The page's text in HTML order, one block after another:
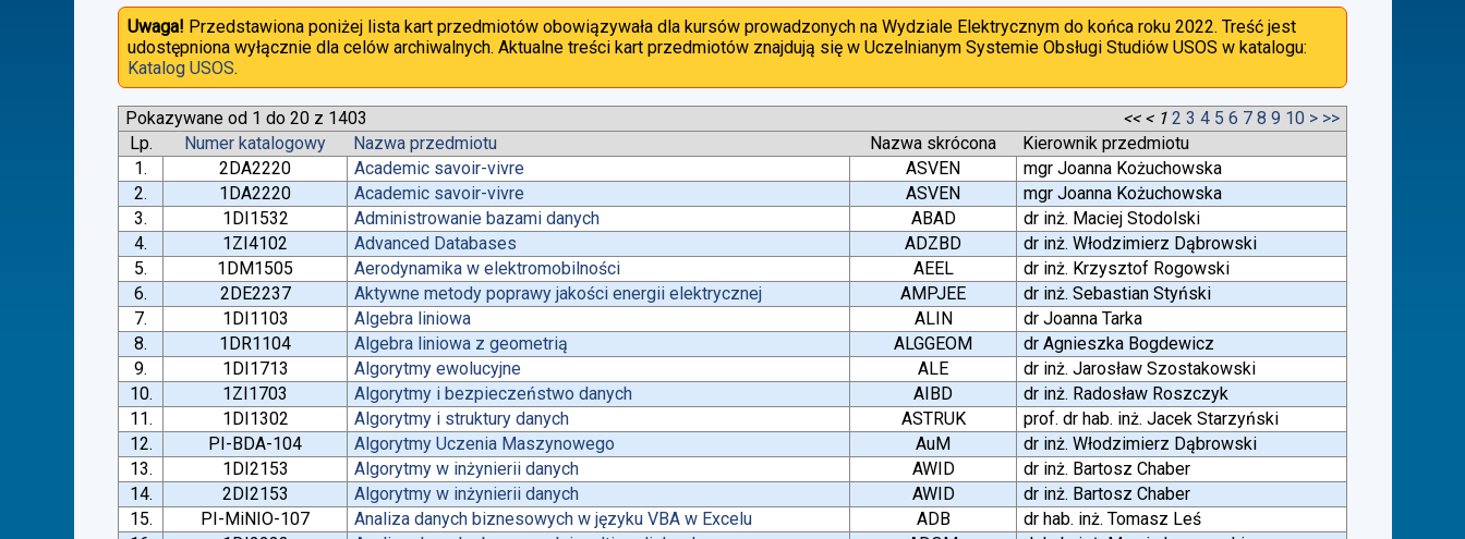
Uwaga! Przedstawiona poniżej lista kart przedmiotów obowiązywała dla kursów prowadzonych na Wydziale Elektrycznym do końca roku 2022. Treść jest
udostępniona wyłącznie dla celów archiwalnych. Aktualne treści kart przedmiotów znajdują się w Uczelnianym Systemie Obsługi Studiów USOS w katalogu:
Katalog USOS.
Pokazywane od 1 do 20 z 1403 << < 1 2 3 4 5 6 7 8 9 10 > >>
Lp.
Numer katalogowy Nazwa przedmiotu Nazwa skrócona
Kierownik przedmiotu
1.
2DA2220 Academic savoir-vivre ASVEN
mgr Joanna Kożuchowska
2.
1DA2220 Academic savoir-vivre ASVEN
mgr Joanna Kożuchowska
3.
1DI1532 Administrowanie bazami danych ABAD
dr inż. Maciej Stodolski
4.
1ZI4102 Advanced Databases ADZBD
dr inż. Włodzimierz Dąbrowski
5.
1DM1505 Aerodynamika w elektromobilności AEEL
dr inż. Krzysztof Rogowski
6.
2DE2237 Aktywne metody poprawy jakości energii elektrycznej AMPJEE
dr inż. Sebastian Styński
7.
1DI1103 Algebra liniowa ALIN
dr Joanna Tarka
8.
1DR1104 Algebra liniowa z geometrią ALGGEOM
dr Agnieszka Bogdewicz
9.
1DI1713 Algorytmy ewolucyjne ALE
dr inż. Jarosław Szostakowski
10.
1ZI1703 Algorytmy i bezpieczeństwo danych AIBD
dr inż. Radosław Roszczyk
11.
1DI1302 Algorytmy i struktury danych ASTRUK
prof. dr hab. inż. Jacek Starzyński
12.
PI-BDA-104 Algorytmy Uczenia Maszynowego AuM
dr inż. Włodzimierz Dąbrowski
13.
1DI2153 Algorytmy w inżynierii danych AWID
dr inż. Bartosz Chaber
14.
2DI2153 Algorytmy w inżynierii danych AWID
dr inż. Bartosz Chaber
15.
PI-MiNIO-107 Analiza danych biznesowych w języku VBA w Excelu ADB
dr hab. inż. Tomasz Leś